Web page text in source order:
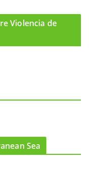
Violencia de
Sea